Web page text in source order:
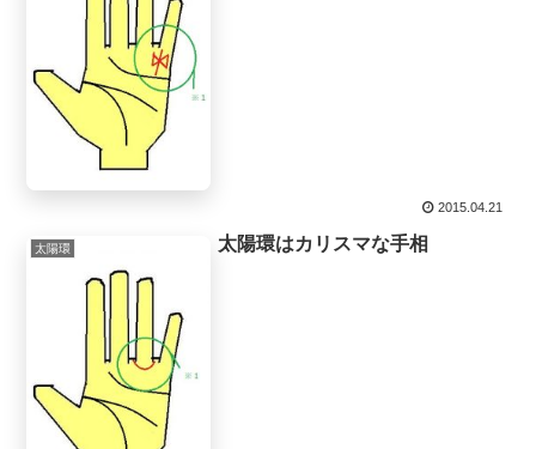
2015.04.21
太陽環 太陽環はカリスマな手相